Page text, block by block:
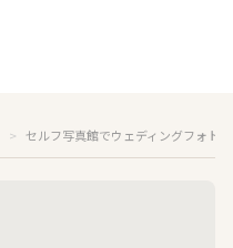
セルフ写真館でウェディングフォト